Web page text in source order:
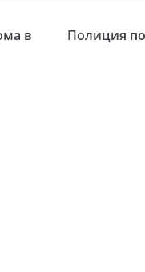
в
Полиция